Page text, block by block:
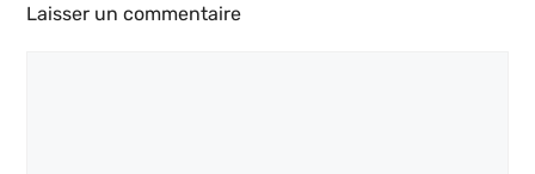
Laisser un commentaire